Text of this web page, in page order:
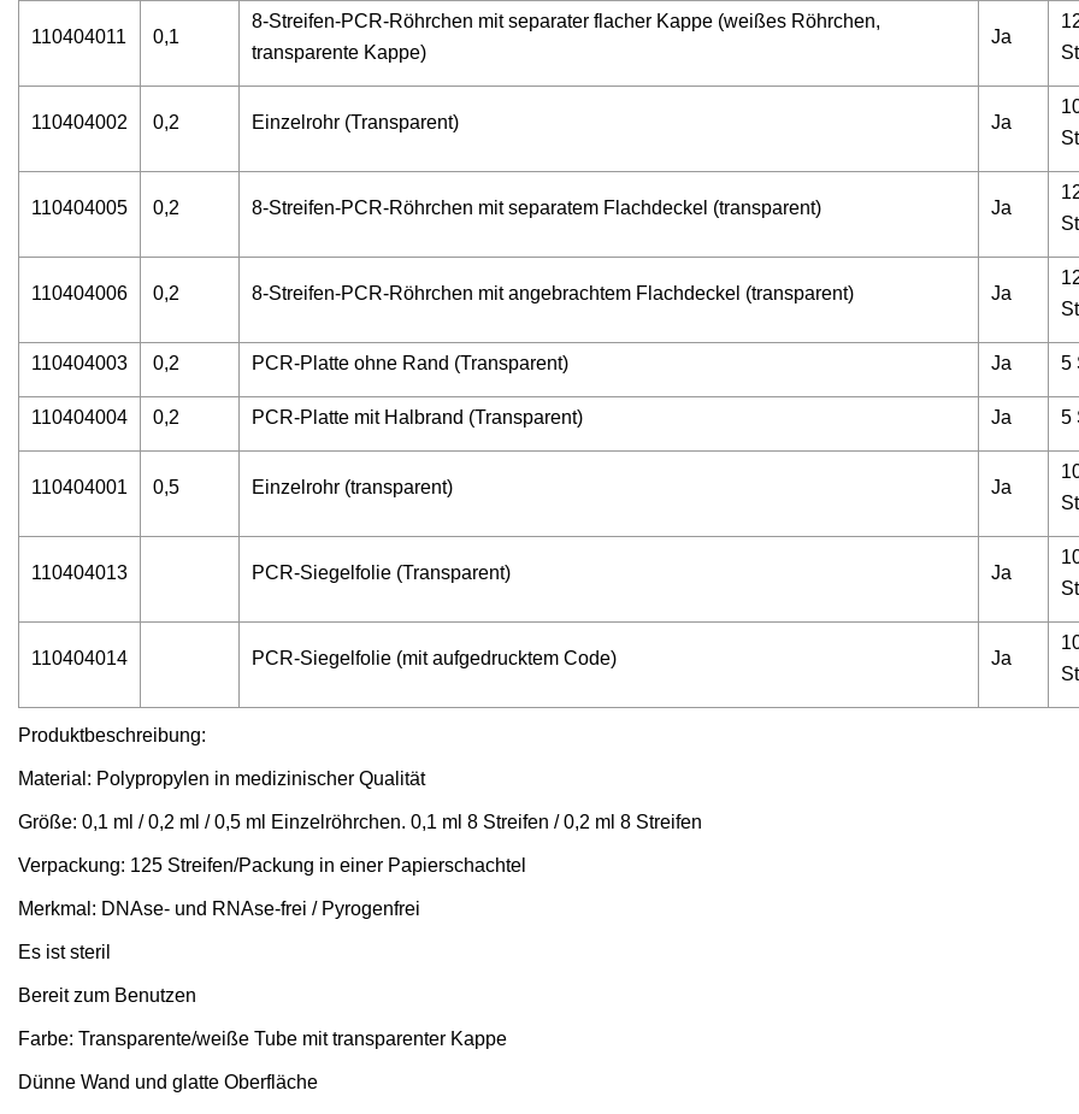
110404011 0,1
8-Streifen-PCR-Röhrchen mit separater flacher Kappe (weißes Röhrchen,
transparente Kappe)
Ja
110404002 0,2 Einzelrohr (Transparent) Ja
110404005 0,2 8-Streifen-PCR-Röhrchen mit separatem Flachdeckel (transparent) Ja
110404006 0,2 8-Streifen-PCR-Röhrchen mit angebrachtem Flachdeckel (transparent) Ja
110404003 0,2 PCR-Platte ohne Rand (Transparent) Ja 5
110404004 0,2 PCR-Platte mit Halbrand (Transparent) Ja 5
110404001 0,5 Einzelrohr (transparent) Ja
110404013 PCR-Siegelfolie (Transparent) Ja
110404014 PCR-Siegelfolie (mit aufgedrucktem Code) Ja
Produktbeschreibung:
Material: Polypropylen in medizinischer Qualität
Größe: 0,1 ml / 0,2 ml / 0,5 ml Einzelröhrchen. 0,1 ml 8 Streifen / 0,2 ml 8 Streifen
Verpackung: 125 Streifen/Packung in einer Papierschachtel
Merkmal: DNAse- und RNAse-frei / Pyrogenfrei
Es ist steril
Bereit zum Benutzen
Farbe: Transparente/weiße Tube mit transparenter Kappe
Dünne Wand und glatte Oberfläche